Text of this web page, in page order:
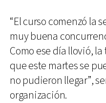
“El curso comenzó la
muy buena
Como ese día llovió,
que este martes se
no pudieron llegar”,
organización.